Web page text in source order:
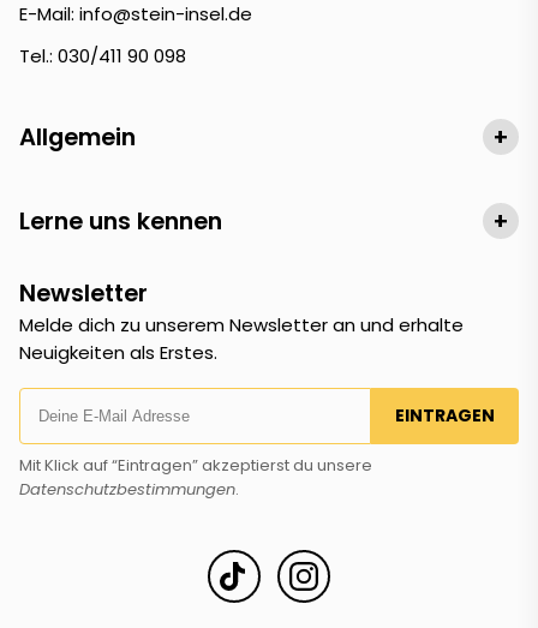
E-Mail: info@stein-insel.de
Tel.: 030/411 90 098
Allgemein +
Lerne uns kennen +
Newsletter
Melde dich zu unserem Newsletter an und erhalte
Neuigkeiten als Erstes.
EINTRAGEN
Mit Klick auf “Eintragen” akzeptierst du unsere
Datenschutzbestimmungen.